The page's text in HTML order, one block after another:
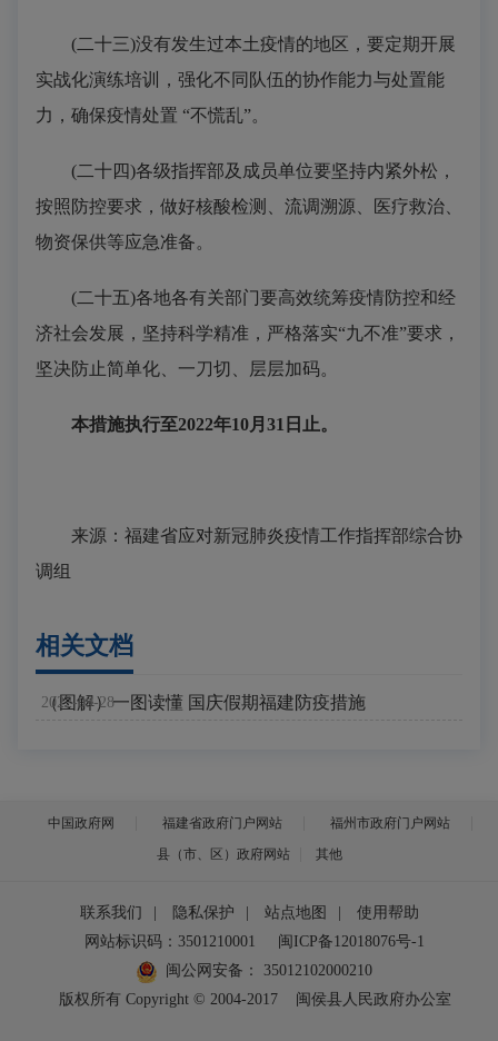
(二十三)没有发生过本土疫情的地区，要定期开展
实战化演练培训，强化不同队伍的协作能力与处置能
力，确保疫情处置 “不慌乱”。
(二十四)各级指挥部及成员单位要坚持内紧外松，
按照防控要求，做好核酸检测、流调溯源、医疗救治、
物资保供等应急准备。
(二十五)各地各有关部门要高效统筹疫情防控和经
济社会发展，坚持科学精准，严格落实“九不准”要求，
坚决防止简单化、一刀切、层层加码。
本措施执行至2022年10月31日止。
来源：福建省应对新冠肺炎疫情工作指挥部综合协
调组
相关文档
2022-09-28
（图解）一图读懂 国庆假期福建防疫措施
中国政府网 福建省政府门户网站
福州市政府门户网站
县（市、区）政府网站
其他
联系我们 隐私保护 站点地图
使用帮助
网站标识码：3501210001
闽ICP备12018076号-1
闽公网安备：
35012102000210
版权所有 Copyright © 2004-2017
闽侯县人民政府办公室